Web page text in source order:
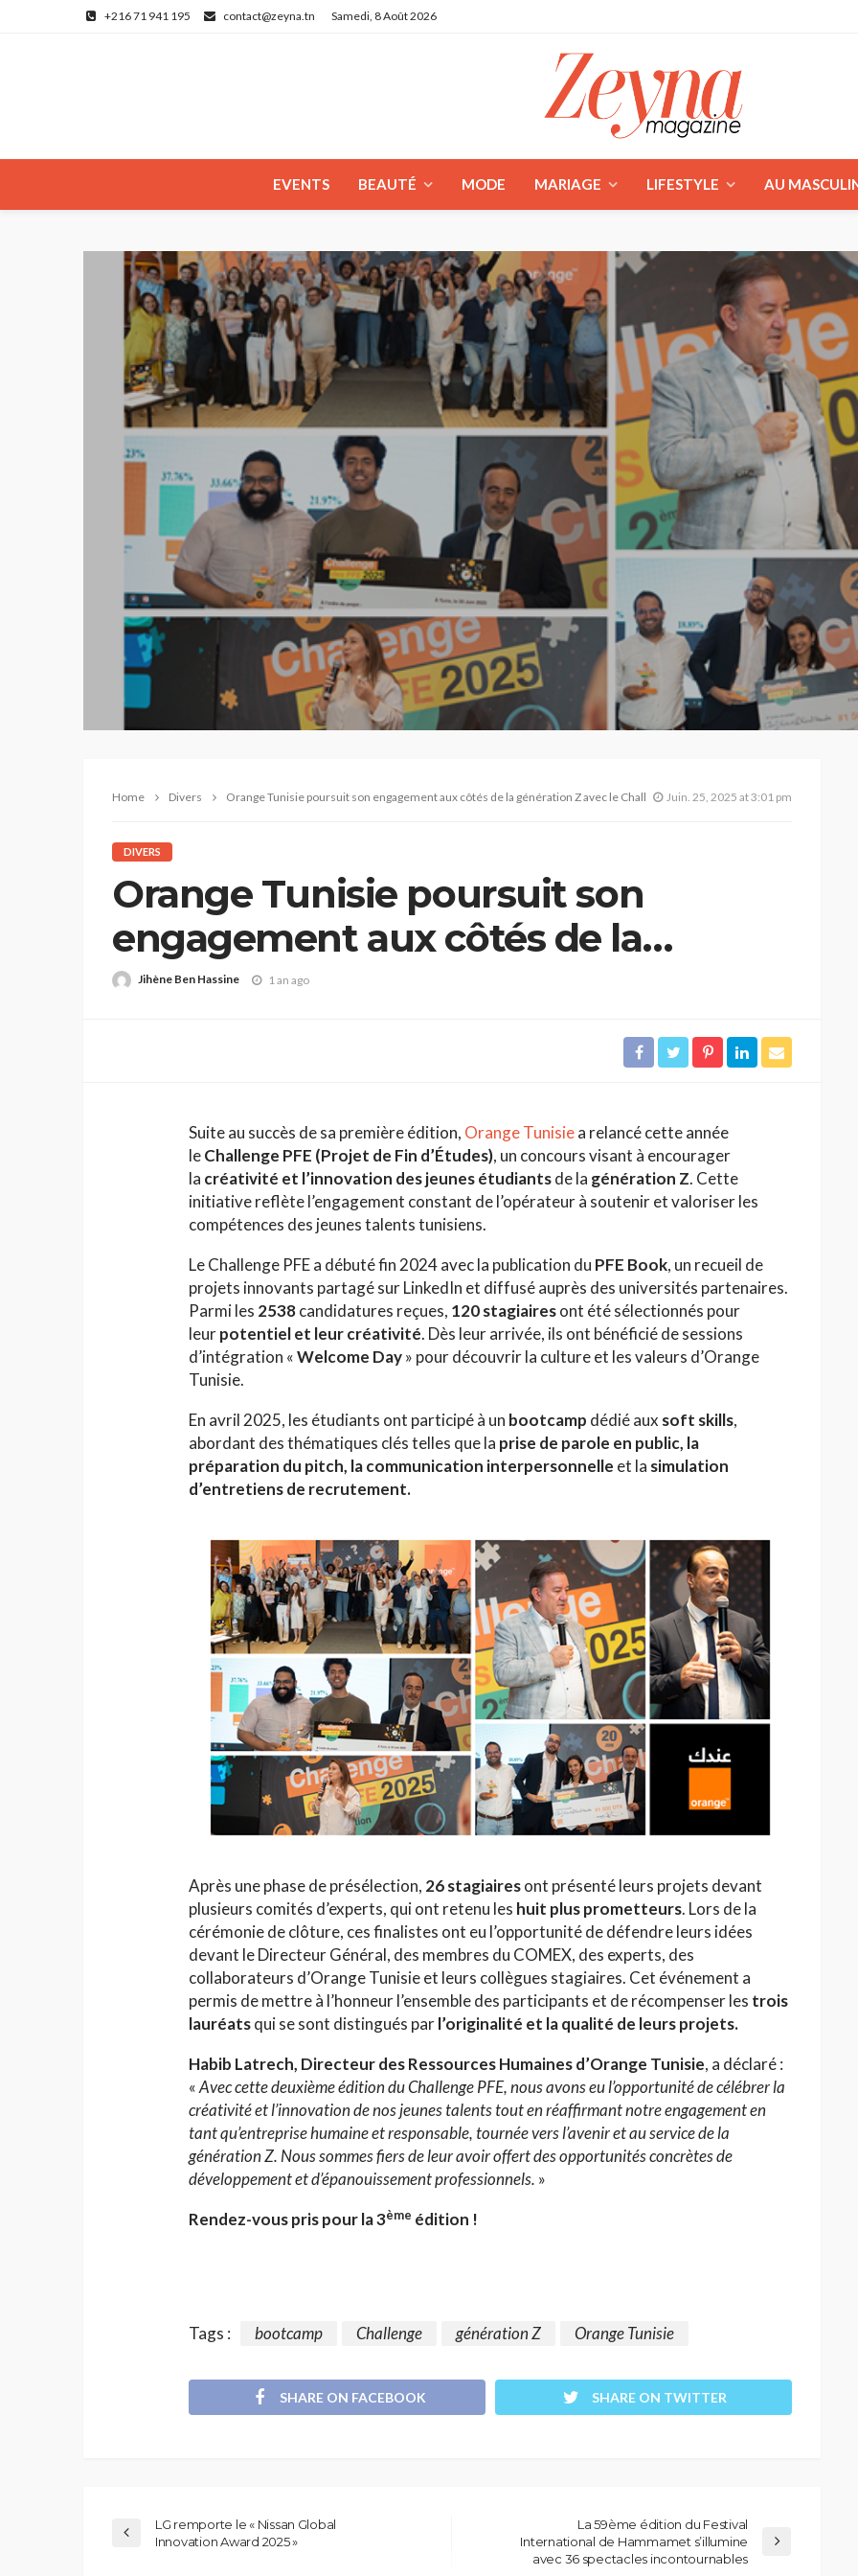
+216 71 941 195 contact@zeyna.tn Samedi, 8 Août 2026
EVENTS BEAUTÉ MODE MARIAGE LIFESTYLE AU
Home Divers Orange Tunisie poursuit son engagement aux côtés de la génération Z avec le Challenge PFE 2025Juin. 25, 2025 at 3:01 pm
DIVERS
Orange Tunisie poursuit son
engagement aux côtés de la
génération Z avec le Challenge PFE
Jihène Ben Hassine 1 an ago
Suite au succès de sa première édition, Orange Tunisiea relancé cette année
leChallenge PFE (Projet de Fin d’Études), un concours visant à encourager
la créativité et l’innovation des jeunes étudiantsde la génération Z. Cette
initiative reflète l’engagement constant de l’opérateur à soutenir et valoriser les
compétences des jeunes talents tunisiens.
Le Challenge PFE a débuté fin 2024 avec la publication du PFE Book, un recueil de
projets innovants partagé sur LinkedIn et diffusé auprès des universités partenaires.
Parmi les 2538candidatures reçues, 120 stagiairesont été sélectionnés pour
leurpotentiel et leur créativité. Dès leur arrivée, ils ont bénéficié de sessions
d’intégration «Welcome Day» pour découvrir la culture et les valeurs d’Orange
Tunisie.
En avril 2025, les étudiants ont participé à un bootcamp dédié aux soft skills,
abordant des thématiques clés telles que la prise de parole en public, la
préparation du pitch, la communication interpersonnelle et la simulation
d’entretiens de recrutement.
Après une phase de présélection, 26 stagiairesont présenté leurs projets devant
plusieurs comités d’experts, qui ont retenu les huit plus prometteurs. Lors de la
cérémonie de clôture, ces finalistes ont eu l’opportunité de défendre leurs idées
devant le Directeur Général, des membres du COMEX, des experts, des
collaborateurs d’Orange Tunisie et leurs collègues stagiaires. Cet événement a
permis de mettre à l’honneur l’ensemble des participants et de récompenser les trois
lauréatsqui se sont distingués parl’originalité et la qualité de leurs projets.
Habib Latrech, Directeur des Ressources Humaines d’Orange Tunisie, a déclaré :
«Avec cette deuxième édition du Challenge PFE, nous avons eu l’opportunité de célébrer la
créativité et l’innovation de nos jeunes talents tout en réaffirmant notre engagement en
tant qu’entreprise humaine et responsable, tournée vers l’avenir et au service de la
génération Z. Nous sommes fiers de leur avoir offert des opportunités concrètes de
développement et d’épanouissement professionnels. »
Rendez-vous pris pour la 3ème édition !
Tags : bootcamp Challenge génération Z Orange Tunisie
SHARE ON FACEBOOK SHARE ON TWITTER
LG remporte le « Nissan Global
Innovation Award 2025 »
La 59ème édition du Festival
International de Hammamet s’illumine
avec 36 spectacles incontournables
HAUTE COUTURE
Chanel Croisière 2025/26 : Une
HAUTE COUTURE